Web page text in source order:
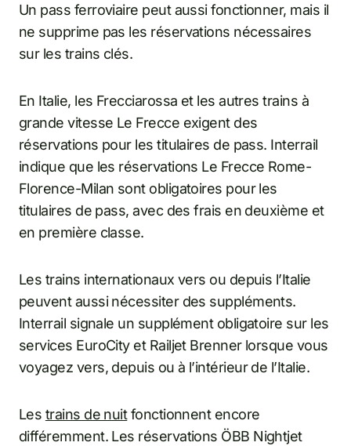
Un pass ferroviaire peut aussi fonctionner, mais il
ne supprime pas les réservations nécessaires
sur les trains clés.
En Italie, les Frecciarossa et les autres trains à
grande vitesse Le Frecce exigent des
réservations pour les titulaires de pass. Interrail
indique que les réservations Le Frecce Rome-
Florence-Milan sont obligatoires pour les
titulaires de pass, avec des frais en deuxième et
en première classe.
Les trains internationaux vers ou depuis l’Italie
peuvent aussi nécessiter des suppléments.
Interrail signale un supplément obligatoire sur les
services EuroCity et Railjet Brenner lorsque vous
voyagez vers, depuis ou à l’intérieur de l’Italie.
Les trains de nuitfonctionnent encore
différemment. Les réservations ÖBB Nightjet